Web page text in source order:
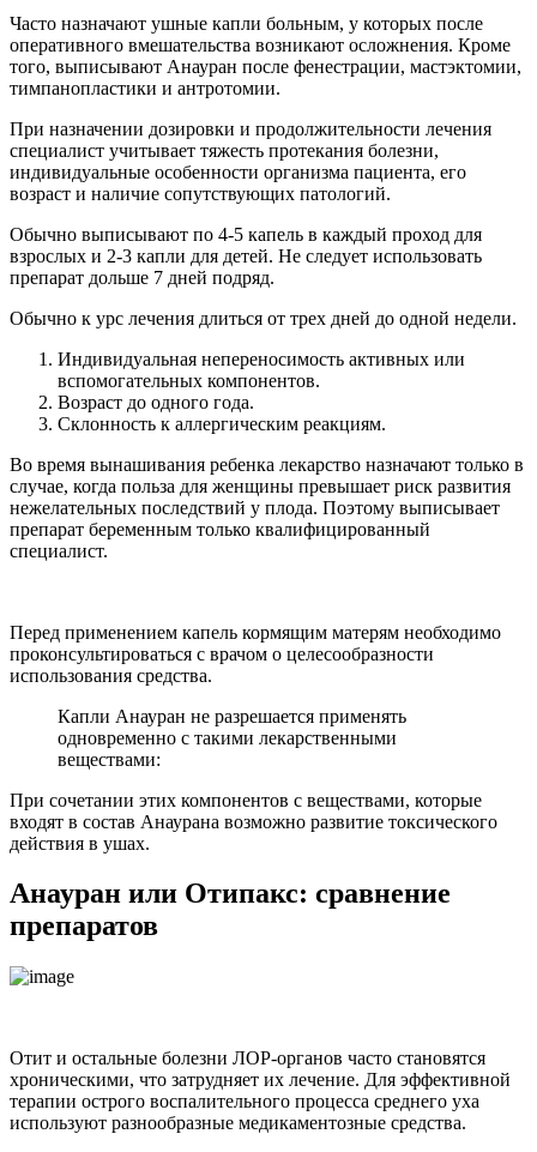
Часто назначают ушные капли больным, у которых после
оперативного вмешательства возникают осложнения. Кроме
того, выписывают Анауран после фенестрации, мастэктомии,
тимпанопластики и антротомии.
При назначении дозировки и продолжительности лечения
специалист учитывает тяжесть протекания болезни,
индивидуальные особенности организма пациента, его
возраст и наличие сопутствующих патологий.
Обычно выписывают по 4-5 капель в каждый проход для
взрослых и 2-3 капли для детей. Не следует использовать
препарат дольше 7 дней подряд.
Обычно к урс лечения длиться от трех дней до одной недели.
Индивидуальная непереносимость активных или
вспомогательных компонентов.
Возраст до одного года.
Склонность к аллергическим реакциям.
Во время вынашивания ребенка лекарство назначают только в
случае, когда польза для женщины превышает риск развития
нежелательных последствий у плода. Поэтому выписывает
препарат беременным только квалифицированный
специалист.
Перед применением капель кормящим матерям необходимо
проконсультироваться с врачом о целесообразности
использования средства.
Капли Анауран не разрешается применять
одновременно с такими лекарственными
веществами:
При сочетании этих компонентов с веществами, которые
входят в состав Анаурана возможно развитие токсического
действия в ушах.
Анауран или Отипакс: сравнение
препаратов
Отит и остальные болезни ЛОР-органов часто становятся
хроническими, что затрудняет их лечение. Для эффективной
терапии острого воспалительного процесса среднего уха
используют разнообразные медикаментозные средства.